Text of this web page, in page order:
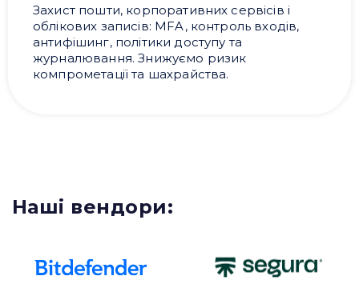
Захист пошти, корпоративних сервісів і
облікових записів: MFA, контроль входів,
антифішинг, політики доступу та
журналювання. Знижуємо ризик
компрометації та шахрайства.
Наші вендори: